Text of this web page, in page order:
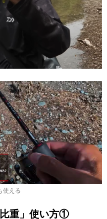
使える
重」使い方①